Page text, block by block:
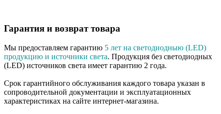
Гарантия и возврат товара
Мы предоставляем гарантию 5 лет на светодиодныю (LED)
продукцию и источники света. Продукция без светодиодных
(LED) источников света имеет гарантию 2 года.
Срок гарантийного обслуживания каждого товара указан в
сопроводительной документации и эксплуатационных
характеристиках на сайте интернет-магазина.